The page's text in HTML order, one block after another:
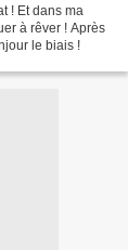
! Et dans ma
à rêver ! Après
le biais !